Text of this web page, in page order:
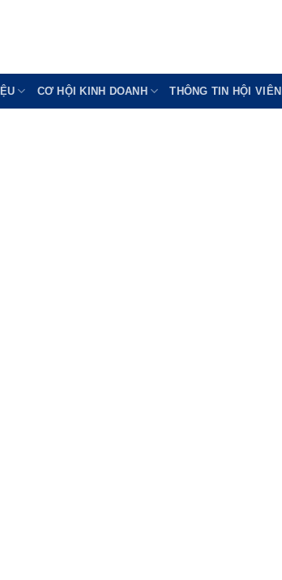
CƠ HỘI KINH DOANH THÔNG TIN HỘI VIÊN